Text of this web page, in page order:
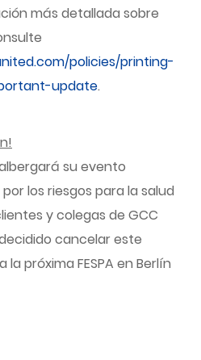
más detallada sobre
policies/printing-
update.
su evento
los riesgos para la salud
y colegas de GCC
cancelar este
próxima FESPA en Berlín